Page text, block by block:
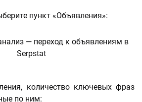
пункт «Объявления»:
количество ключевых фраз
по ним: